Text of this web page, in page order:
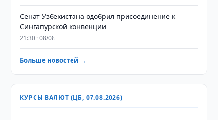
Сенат Узбекистана одобрил присоединение к
Сингапурской конвенции
21:30 · 08/08
Больше новостей →
КУРСЫ ВАЛЮТ (ЦБ, 07.08.2026)